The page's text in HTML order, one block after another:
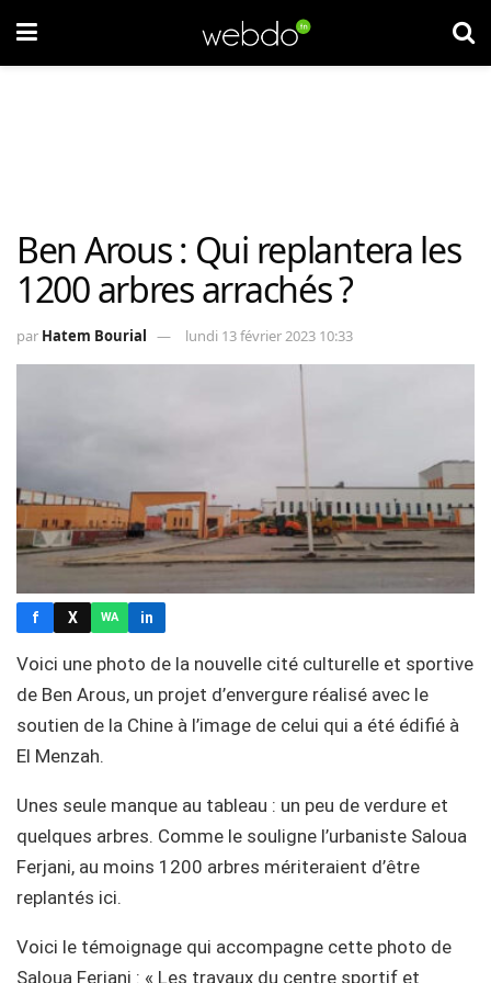
Ben Arous : Qui replantera les
1200 arbres arrachés ?
par Hatem Bourial lundi 13 février 2023 10:33
f X WA in
Voici une photo de la nouvelle cité culturelle et sportive
de Ben Arous, un projet d’envergure réalisé avec le
soutien de la Chine à l’image de celui qui a été édifié à
El Menzah.
Unes seule manque au tableau : un peu de verdure et
quelques arbres. Comme le souligne l’urbaniste Saloua
Ferjani, au moins 1200 arbres mériteraient d’être
replantés ici.
Voici le témoignage qui accompagne cette photo de
Saloua Ferjani : « Les travaux du centre sportif et